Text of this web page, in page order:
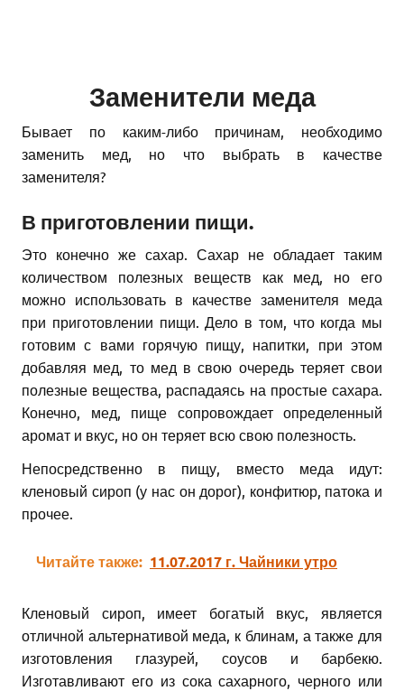
Заменители меда
Бывает по каким-либо причинам, необходимо
заменить мед, но что выбрать в качестве
заменителя?
В приготовлении пищи.
Это конечно же сахар. Сахар не обладает таким
количеством полезных веществ как мед, но его
можно использовать в качестве заменителя меда
при приготовлении пищи. Дело в том, что когда мы
готовим с вами горячую пищу, напитки, при этом
добавляя мед, то мед в свою очередь теряет свои
полезные вещества, распадаясь на простые сахара.
Конечно, мед, пище сопровождает определенный
аромат и вкус, но он теряет всю свою полезность.
Непосредственно в пищу, вместо меда идут:
кленовый сироп (у нас он дорог), конфитюр, патока и
прочее.
Читайте также: 11.07.2017 г. Чайники утро
Кленовый сироп, имеет богатый вкус, является
отличной альтернативой меда, к блинам, а также для
изготовления глазурей, соусов и барбекю.
Изготавливают его из сока сахарного, черного или